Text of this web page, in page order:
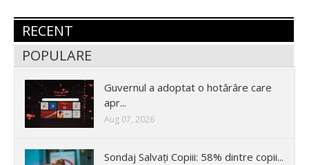
RECENT
POPULARE
Guvernul a adoptat o hotărâre care
apr...
Aug 07, 2026
Sondaj Salvați Copiii: 58% dintre copii...